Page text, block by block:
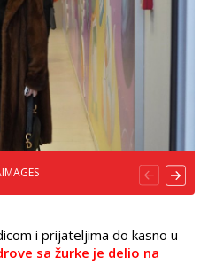
i prijateljima do kasno u
sa žurke je delio na